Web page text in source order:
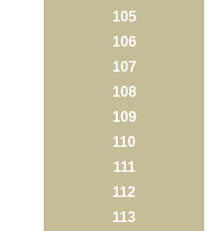
105
106
107
108
109
110
111
112
113